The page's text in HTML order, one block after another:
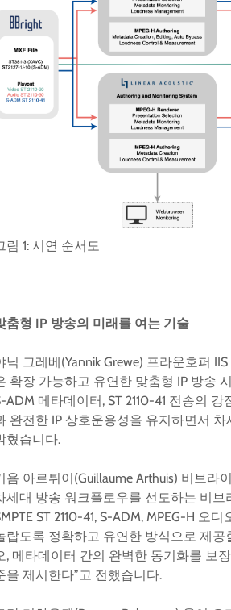
림 1: 시연 순서도
춤형 IP 방송의 미래를 여는 기술
닉 그레베(Yannik Grewe) 프라운호퍼
확장 가능하고 유연한 맞춤형 IP 방송
ADM 메타데이터, ST 2110-41 전송의
완전한 IP 상호운용성을 유지하면서
혔습니다.
욤 아르튀이(Guillaume Arthuis) 비브라
세대 방송 워크플로우를 선도하는 비
ST 2110-41, S-ADM, MPEG-H 오
랍도록 정확하고 유연한 방식으로 제공
, 메타데이터 간의 완벽한 동기화를 보
을 제시한다”고 전했습니다.